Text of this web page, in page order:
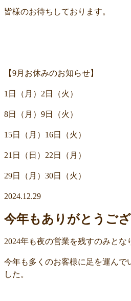
皆様のお待ちしております。
【9月お休みのお知らせ】
1日（月）2日（火）
8日（月）9日（火）
15日（月）16日（火）
21日（日）22日（月）
29日（月）30日（火）
2024.12.29
今年もありがとうご
2024年も夜の営業を残すのみとな
今年も多くのお客様に足を運んで
した。